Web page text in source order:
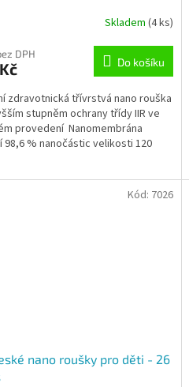
Skladem (4 ks)
DPH
Do košíku
zdravotnická třívrstvá nano rouška
stupněm ochrany třídy IIR ve
provedení Nanomembrána
98,6 % nanočástic velikosti 120
nano roušky pro děti - 26
Kód: 7026